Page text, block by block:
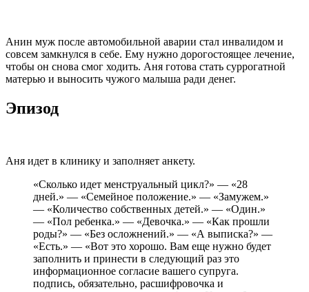
Анин муж после автомобильной аварии стал инвалидом и
совсем замкнулся в себе. Ему нужно дорогостоящее лечение,
чтобы он снова смог ходить. Аня готова стать суррогатной
матерью и выносить чужого малыша ради денег.
Эпизод
Аня идет в клинику и заполняет анкету.
«Сколько идет менструальный цикл?» — «28
дней.» — «Семейное положение.» — «Замужем.»
— «Количество собственных детей.» — «Один.»
— «Пол ребенка.» — «Девочка.» — «Как прошли
роды?» — «Без осложнений.» — «А выписка?» —
«Есть.» — «Вот это хорошо. Вам еще нужно будет
заполнить и принести в следующий раз это
информационное согласие вашего супруга.
подпись, обязательно, расшифровочка и